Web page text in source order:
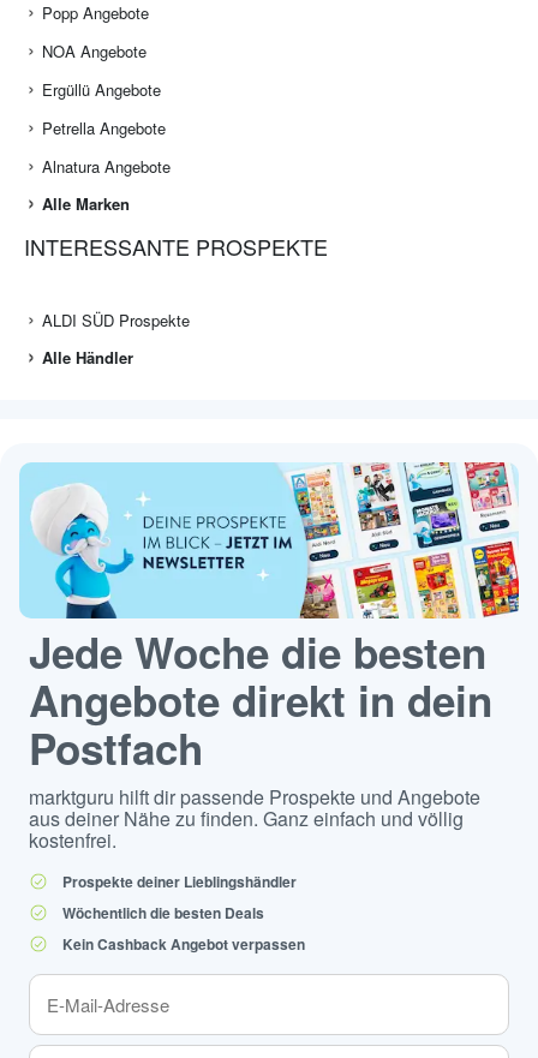
Popp Angebote
NOA Angebote
Ergüllü Angebote
Petrella Angebote
Alnatura Angebote
Alle Marken
INTERESSANTE PROSPEKTE
ALDI SÜD Prospekte
Alle Händler
Jede Woche die besten
Angebote direkt in dein
Postfach
marktguru hilft dir passende Prospekte und Angebote
aus deiner Nähe zu finden. Ganz einfach und völlig
kostenfrei.
Prospekte deiner Lieblingshändler
Wöchentlich die besten Deals
Kein Cashback Angebot verpassen